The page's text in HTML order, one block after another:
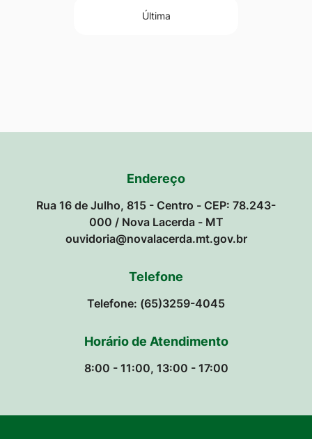
Última
Endereço
Rua 16 de Julho, 815 - Centro - CEP: 78.243-
000 / Nova Lacerda - MT
ouvidoria@novalacerda.mt.gov.br
Telefone
Telefone: (65)3259-4045
Horário de Atendimento
8:00 - 11:00, 13:00 - 17:00